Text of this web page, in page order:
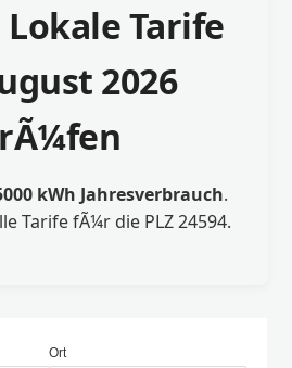
Lokale Tarife
2026
kWh Jahresverbrauch.
Tarife fÃ¼r die PLZ 24594.